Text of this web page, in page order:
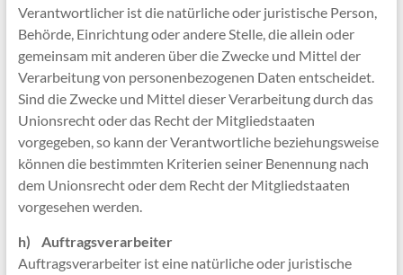
Verantwortlicher ist die natürliche oder juristische Person,
Behörde, Einrichtung oder andere Stelle, die allein oder
gemeinsam mit anderen über die Zwecke und Mittel der
Verarbeitung von personenbezogenen Daten entscheidet.
Sind die Zwecke und Mittel dieser Verarbeitung durch das
Unionsrecht oder das Recht der Mitgliedstaaten
vorgegeben, so kann der Verantwortliche beziehungsweise
können die bestimmten Kriterien seiner Benennung nach
dem Unionsrecht oder dem Recht der Mitgliedstaaten
vorgesehen werden.
h) Auftragsverarbeiter
Auftragsverarbeiter ist eine natürliche oder juristische